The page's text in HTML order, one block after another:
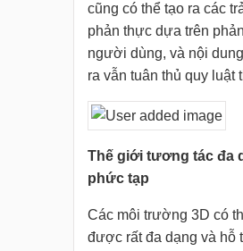
cũng có thể tạo ra các
phản thực dựa trên
người dùng, và nội
ra vẫn tuân thủ quy luật
Thế giới tương tác đa
phức tạp
Các môi trường 3D có
được rất đa dạng và hỗ